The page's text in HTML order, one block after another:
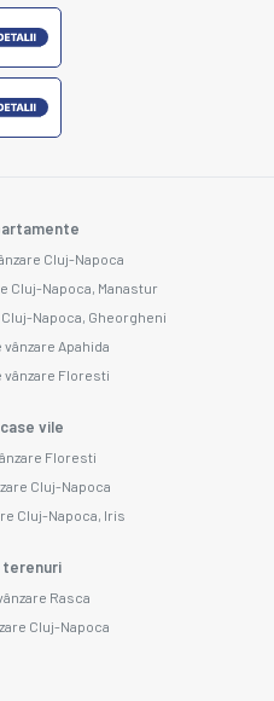
Cluj-Napoca
Cluj-Napoca, Manastur
Napoca, Gheorgheni
Apahida
vânzare Floresti
vile
Floresti
Cluj-Napoca
Cluj-Napoca, Iris
terenuri
Rasca
Cluj-Napoca